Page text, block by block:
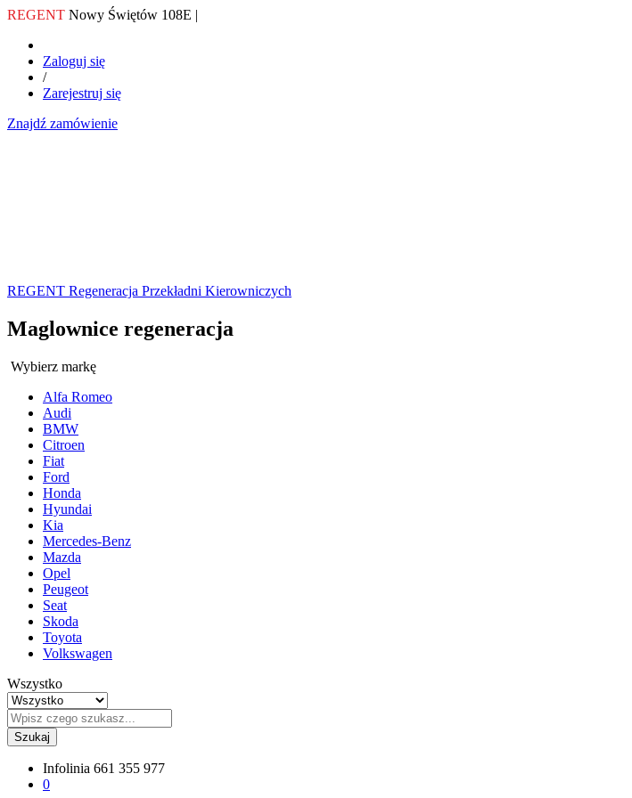
REGENT Nowy Świętów 108E |
Zaloguj się
/
Zarejestruj się
Znajdź zamówienie
REGENT Regeneracja Przekładni Kierowniczych
Maglownice regeneracja
Wybierz markę
Alfa Romeo
Audi
BMW
Citroen
Fiat
Ford
Honda
Hyundai
Kia
Mercedes-Benz
Mazda
Opel
Peugeot
Seat
Skoda
Toyota
Volkswagen
Wszystko
Szukaj
Infolinia 661 355 977
0